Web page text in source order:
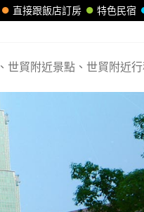
特色民宿
直接跟飯店訂房
世貿附近景點、世貿附